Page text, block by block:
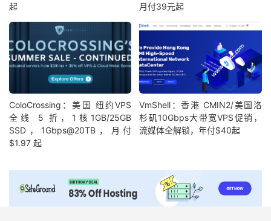
起
月付39元起
ColoCrossing：美国 纽约VPS
全线 5 折，1核1GB/25GB
SSD，1Gbps@20TB，月付
$1.97 起
VmShell：香港 CMIN2/美国洛
杉矶10Gbps大带宽VPS促销，
流媒体全解锁，年付$40起